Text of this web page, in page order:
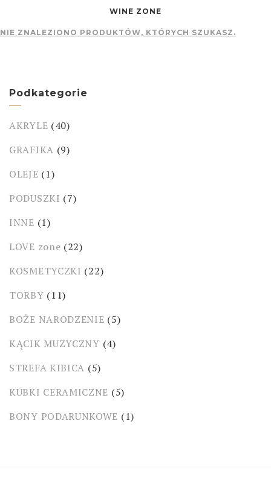
WINE ZONE
NIE ZNALEZIONO PRODUKTÓW, KTÓRYCH SZUKASZ.
Podkategorie
AKRYLE (40)
GRAFIKA (9)
OLEJE (1)
PODUSZKI (7)
INNE (1)
LOVE zone (22)
KOSMETYCZKI (22)
TORBY (11)
BOŻE NARODZENIE (5)
KĄCIK MUZYCZNY (4)
STREFA KIBICA (5)
KUBKI CERAMICZNE (5)
BONY PODARUNKOWE (1)